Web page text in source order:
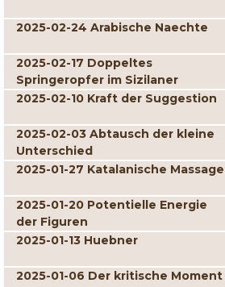
2025-02-24 Arabische Naechte
2025-02-17 Doppeltes
Springeropfer im Sizilaner
2025-02-10 Kraft der Suggestion
2025-02-03 Abtausch der kleine
Unterschied
2025-01-27 Katalanische Massage
2025-01-20 Potentielle Energie
der Figuren
2025-01-13 Huebner
2025-01-06 Der kritische Moment